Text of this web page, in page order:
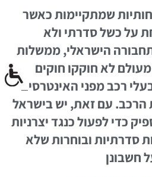
שמתקיימות כאשר
על כשל סדרתי ולא
הישראלי, ממשלות
לא חוקקו חוקים
רכב מפני האינטרסים
הרכב. עם זאת, יש בישראל
כדי לפעול כנגד יצרניות
סדרתיות ובוחרות שלא
חשבונן